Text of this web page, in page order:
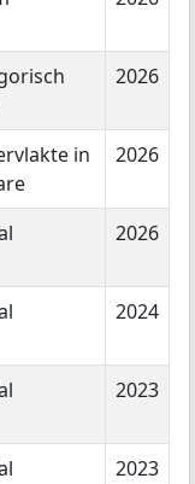
2026
in
2026
2026
2024
2023
2023